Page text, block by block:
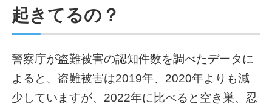
起きてるの？
警察庁が盗難被害の認知件数を調べたデータに
よると、盗難被害は2019年、2020年よりも減
少していますが、2022年に比べると空き巣、忍